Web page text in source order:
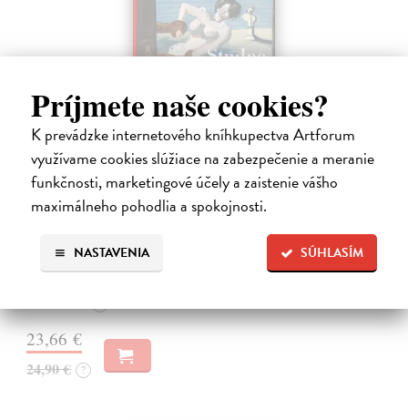
Príjmete naše cookies?
K prevádzke internetového kníhkupectva Artforum
využívame cookies slúžiace na zabezpečenie a meranie
funkčnosti, marketingové účely a zaistenie vášho
maximálneho pohodlia a spokojnosti.
SÚHLASÍM
NASTAVENIA
Studne mútne
Getting Peter| Kniha
pomenovali po nich ulice, majú svoje nespochybniteľné miesto v
lexikónoch literatúry aj učebniciach, slovenské moderné umenie sa
Na sklade
23,66 €
24,90 € ?